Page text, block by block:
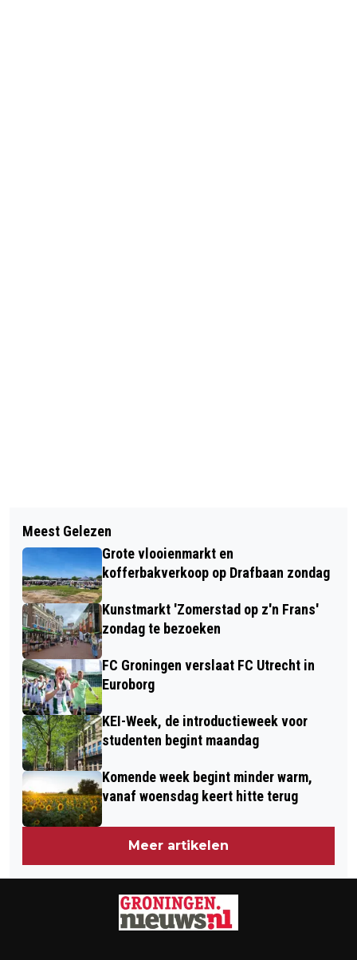
GERRIT KROLBRUG GEOPEND
VANWEGE IJS
WAGEMAKER EN SCHOUTEN
WINNAARS MARATHON IN
NOORDLAREN
Meest Gelezen
Grote vlooienmarkt en
kofferbakverkoop op Drafbaan zondag
Kunstmarkt 'Zomerstad op z'n Frans'
zondag te bezoeken
FC Groningen verslaat FC Utrecht in
Euroborg
KEI-Week, de introductieweek voor
studenten begint maandag
Komende week begint minder warm,
vanaf woensdag keert hitte terug
Meer artikelen